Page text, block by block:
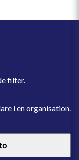
filter.
i en organisation.